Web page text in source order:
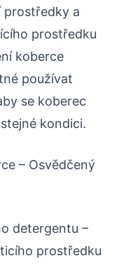
prostředky a
prostředku
koberce
používat
se koberec
kondici.
– Osvědčený
detergentu –
prostředku